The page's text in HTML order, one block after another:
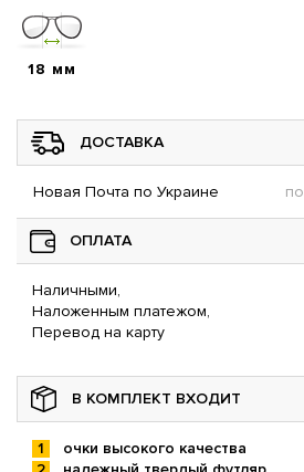
18 мм
ДОСТАВКА
Новая Почта по Украине
ОПЛАТА
Наличными,
Наложенным платежом,
Перевод на карту
В КОМПЛЕКТ ВХОДИТ
очки высокого качества